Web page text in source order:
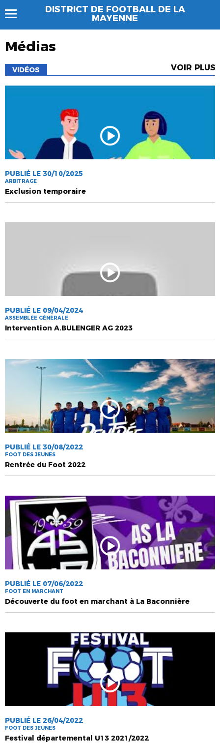
DISTRICT DE FOOTBALL DE LA
MAYENNE
Médias
VIDÉOS VOIR PLUS
PUBLIÉ LE 30/10/2025
ARBITRAGE
Exclusion temporaire
PUBLIÉ LE 09/04/2024
ASSEMBLÉE GÉNÉRALE
Intervention A.BULENGER AG 2023
PUBLIÉ LE 30/08/2022
FOOT DES JEUNES
Rentrée du Foot 2022
PUBLIÉ LE 07/06/2022
FOOT EN MARCHANT
Découverte du foot en marchant à La Baconnière
PUBLIÉ LE 26/04/2022
FOOT DES JEUNES
Festival départemental U13 2021/2022